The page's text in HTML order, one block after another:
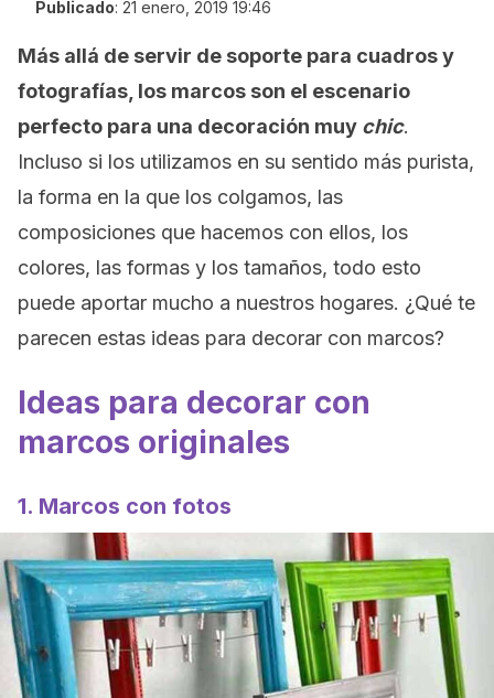
Publicado: 21 enero, 2019 19:46
Más allá de servir de soporte para cuadros y
fotografías, los marcos son el escenario
perfecto para una decoración muy chic.
Incluso si los utilizamos en su sentido más purista,
la forma en la que los colgamos, las
composiciones que hacemos con ellos, los
colores, las formas y los tamaños, todo esto
puede aportar mucho a nuestros hogares. ¿Qué te
parecen estas ideas para decorar con marcos?
Ideas para decorar con
marcos originales
1. Marcos con fotos